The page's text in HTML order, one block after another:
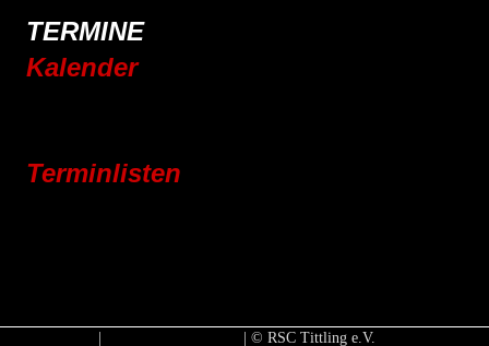
TERMINE
Kalender
Terminlisten
| | © RSC Tittling e.V.